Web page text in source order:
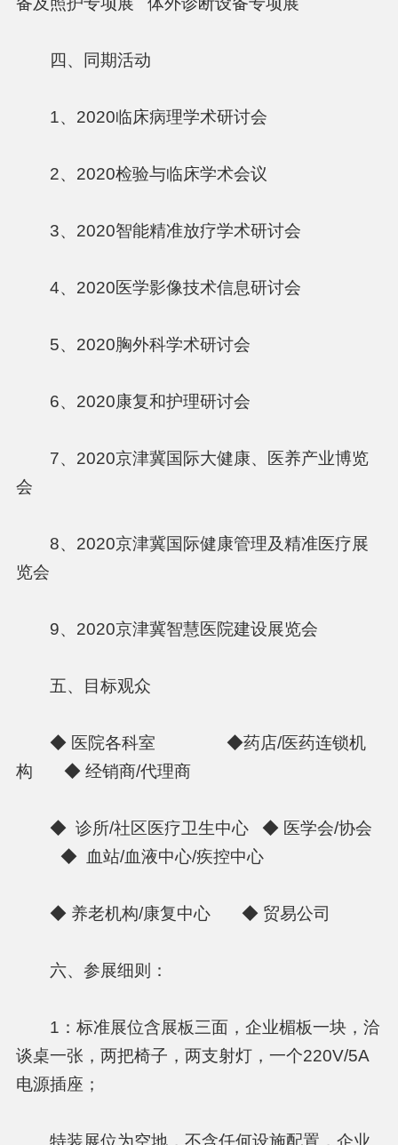
四、同期活动
1、2020临床病理学术研讨会
2、2020检验与临床学术会议
3、2020智能精准放疗学术研讨会
4、2020医学影像技术信息研讨会
5、2020胸外科学术研讨会
6、2020康复和护理研讨会
7、2020京津冀国际大健康、医养产业博览
会
8、2020京津冀国际健康管理及精准医疗展
览会
9、2020京津冀智慧医院建设展览会
五、目标观众
◆ 医院各科室 ◆药店/医药连锁机
构 ◆ 经销商/代理商
◆ 诊所/社区医疗卫生中心 ◆ 医学会/协会
◆ 血站/血液中心/疾控中心
◆ 养老机构/康复中心 ◆ 贸易公司
六、参展细则：
1：标准展位含展板三面，企业楣板一块，洽
谈桌一张，两把椅子，两支射灯，一个220V/5A
电源插座；
特装展位为空地，不含任何设施配置，企业